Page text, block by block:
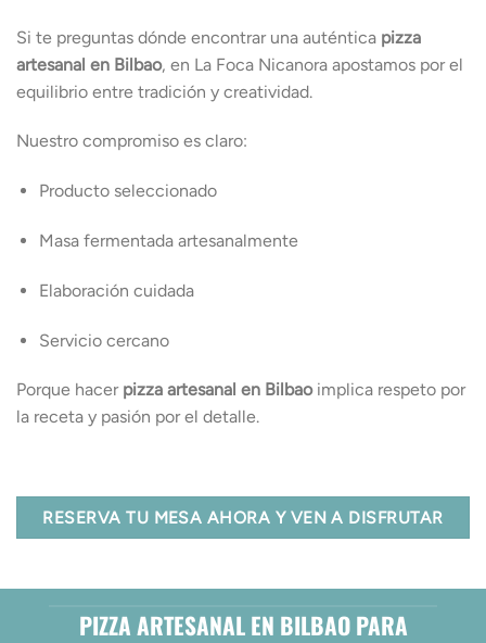
Si te preguntas dónde encontrar una auténtica pizza
artesanal en Bilbao, en La Foca Nicanora apostamos por el
equilibrio entre tradición y creatividad.
Nuestro compromiso es claro:
Producto seleccionado
Masa fermentada artesanalmente
Elaboración cuidada
Servicio cercano
Porque hacer pizza artesanal en Bilbaoimplica respeto por
la receta y pasión por el detalle.
RESERVA TU MESA AHORA Y VEN A DISFRUTAR
PIZZA ARTESANAL EN BILBAO PARA